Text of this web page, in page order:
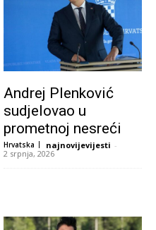
Andrej Plenković
sudjelovao u
prometnoj nesreći
Hrvatska najnovijevijesti -
2 srpnja, 2026